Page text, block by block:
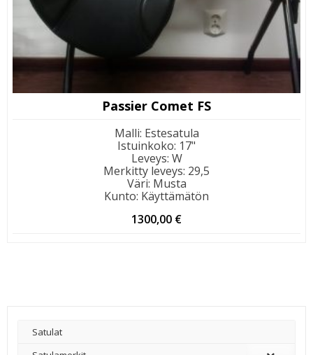
Passier Comet FS
Malli: Estesatula
Istuinkoko: 17"
Leveys: W
Merkitty leveys: 29,5
Väri: Musta
Kunto: Käyttämätön
1300,00 €
Satulat